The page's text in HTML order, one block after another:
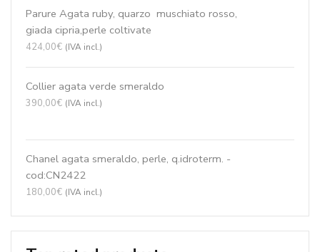
Parure Agata ruby, quarzo muschiato rosso,
giada cipria ,perle coltivate
424,00€ (IVA incl.)
Collier agata verde smeraldo
390,00€ (IVA incl.)
Chanel agata smeraldo, perle, q.idroterm. -
cod:CN2422
180,00€ (IVA incl.)